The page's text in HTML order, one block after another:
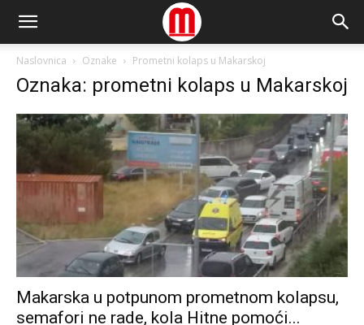
Naslovnica Oznake Prometni kolaps u Makarskoj
Oznaka: prometni kolaps u Makarskoj
Makarska u potpunom prometnom kolapsu,
semafori ne rade, kola Hitne pomoći...